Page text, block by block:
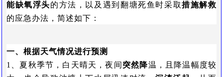
能缺氧浮头的方法，以及遇到翻塘死鱼时采取措施解救
的应急办法，简述如下：
一、根据天气情况进行预测
1、夏秋季节，白天晴天，夜间 突然降温，且降温幅度较